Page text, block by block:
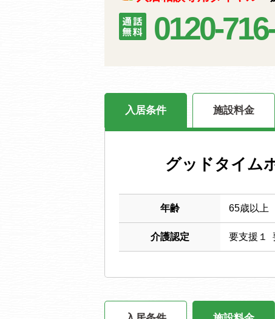
0120-
入居条件 施設料金
グッドタイム
年齢 65歳以上
介護認定 要支援１